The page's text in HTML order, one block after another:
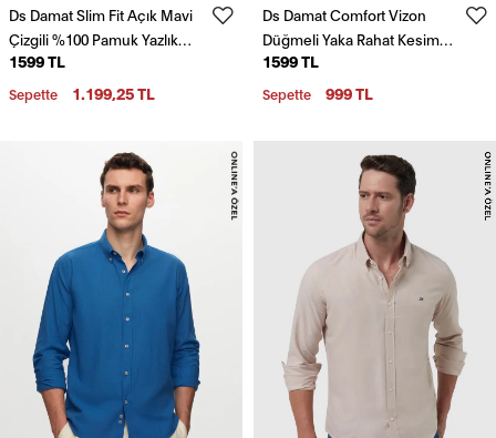
Ds Damat Slim Fit Açık Mavi
Çizgili %100 Pamuk Yazlık
Keten Gömlek
1599 TL
Sepette 1.199,25 TL
Ds Damat Comfort Vizon
Düğmeli Yaka Rahat Kesim
Keten Görünümlü %100
Pamuk Gömlek
1599 TL
Sepette 999 TL